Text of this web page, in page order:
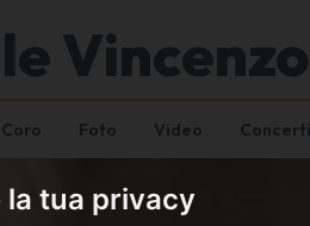
la tua privacy
Coro Foto Video Concerti